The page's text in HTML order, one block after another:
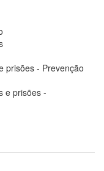
prisões - Prevenção
e prisões -